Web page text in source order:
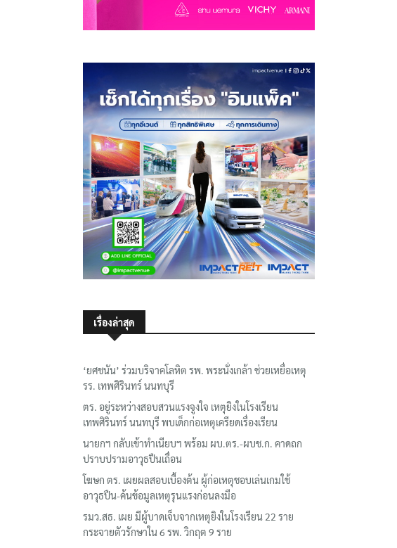
เรื่องล่าสุด
‘ยศชนัน’ ร่วมบริจาคโลหิต รพ. พระนั่งเกล้า ช่วยเหยื่อเหตุ
รร. เทพศิรินทร์ นนทบุรี
ตร. อยู่ระหว่างสอบสวนแรงจูงใจ เหตุยิงในโรงเรียน
เทพศิรินทร์ นนทบุรี พบเด็กก่อเหตุเครียดเรื่องเรียน
นายกฯ กลับเข้าทำเนียบฯ พร้อม ผบ.ตร.-ผบช.ก. คาดถก
ปราบปรามอาวุธปืนเถื่อน
โฆษก ตร. เผยผลสอบเบื้องต้น ผู้ก่อเหตุชอบเล่นเกมใช้
อาวุธปืน-ค้นข้อมูลเหตุรุนแรงก่อนลงมือ
รมว.สธ. เผย มีผู้บาดเจ็บจากเหตุยิงในโรงเรียน 22 ราย
กระจายตัวรักษาใน 6 รพ. วิกฤต 9 ราย